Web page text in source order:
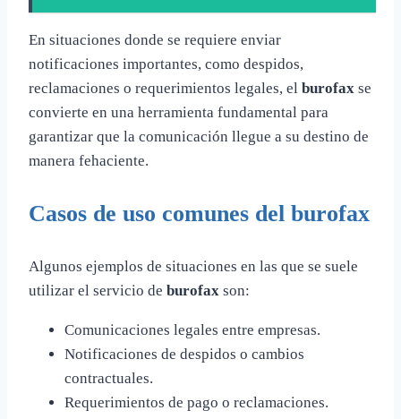
En situaciones donde se requiere enviar
notificaciones importantes, como despidos,
reclamaciones o requerimientos legales, el burofax se
convierte en una herramienta fundamental para
garantizar que la comunicación llegue a su destino de
manera fehaciente.
Casos de uso comunes del burofax
Algunos ejemplos de situaciones en las que se suele
utilizar el servicio de burofax son:
Comunicaciones legales entre empresas.
Notificaciones de despidos o cambios
contractuales.
Requerimientos de pago o reclamaciones.